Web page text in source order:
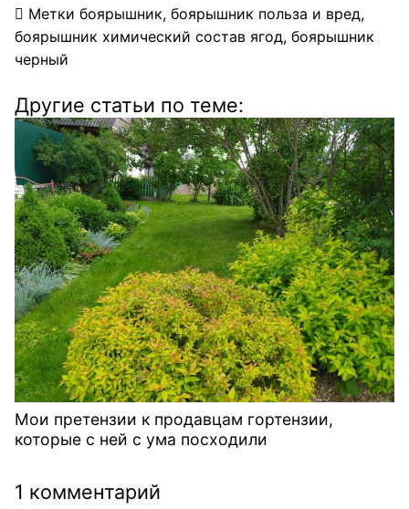
Метки боярышник, боярышник польза и вред,
боярышник химический состав ягод, боярышник
черный
Другие статьи по теме:
Мои претензии к продавцам гортензии,
которые с ней с ума посходили
1 комментарий